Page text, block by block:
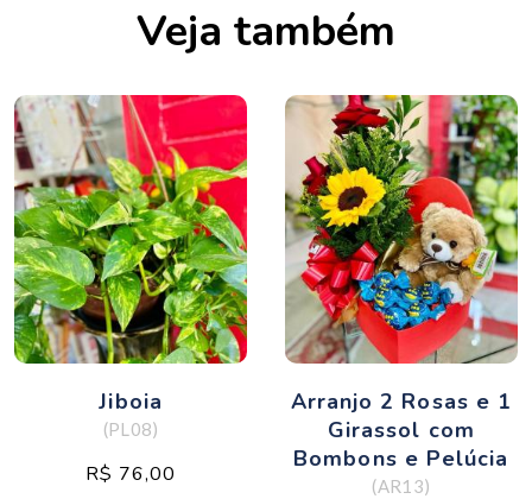
Veja também
Jiboia
(PL08)
R$ 76,00
Arranjo 2 Rosas e 1
Girassol com
Bombons e Pelúcia
(AR13)